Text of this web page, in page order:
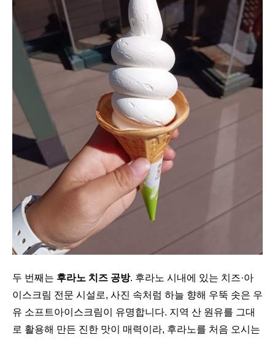
두 번째는 후라노 치즈 공방. 후라노 시내에 있는 치즈·아
이스크림 전문 시설로, 사진 속처럼 하늘 향해 우뚝 솟은 우
유 소프트아이스크림이 유명합니다. 지역 산 원유를 그대
로 활용해 만든 진한 맛이 매력이라, 후라노를 처음 오시는